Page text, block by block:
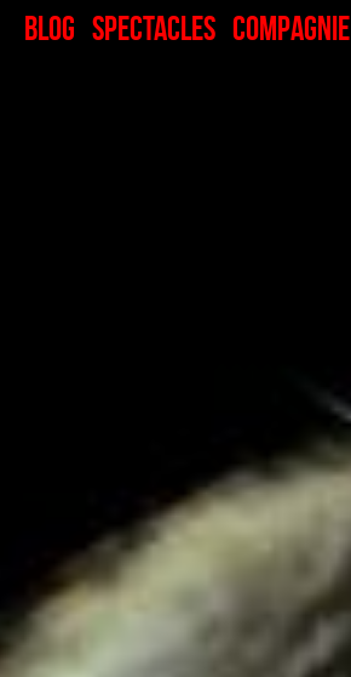
Blog Spectacles Compagnie